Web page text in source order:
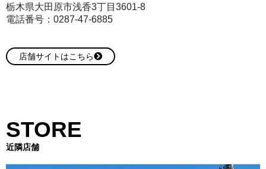
栃木県大田原市浅香3丁目3601-8
電話番号：0287-47-6885
店舗サイトはこちら
STORE
近隣店舗